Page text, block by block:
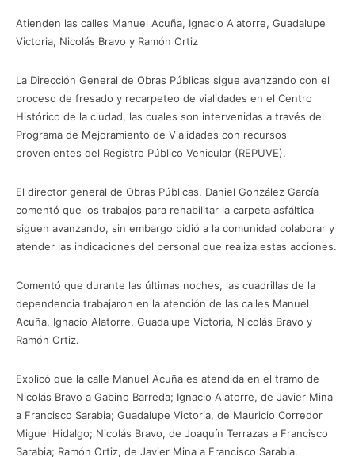
Atienden las calles Manuel Acuña, Ignacio Alatorre, Guadalupe
Victoria, Nicolás Bravo y Ramón Ortiz
La Dirección General de Obras Públicas sigue avanzando con el
proceso de fresado y recarpeteo de vialidades en el Centro
Histórico de la ciudad, las cuales son intervenidas a través del
Programa de Mejoramiento de Vialidades con recursos
provenientes del Registro Público Vehicular (REPUVE).
El director general de Obras Públicas, Daniel González García
comentó que los trabajos para rehabilitar la carpeta asfáltica
siguen avanzando, sin embargo pidió a la comunidad colaborar y
atender las indicaciones del personal que realiza estas acciones.
Comentó que durante las últimas noches, las cuadrillas de la
dependencia trabajaron en la atención de las calles Manuel
Acuña, Ignacio Alatorre, Guadalupe Victoria, Nicolás Bravo y
Ramón Ortiz.
Explicó que la calle Manuel Acuña es atendida en el tramo de
Nicolás Bravo a Gabino Barreda; Ignacio Alatorre, de Javier Mina
a Francisco Sarabia; Guadalupe Victoria, de Mauricio Corredor
Miguel Hidalgo; Nicolás Bravo, de Joaquín Terrazas a Francisco
Sarabia; Ramón Ortiz, de Javier Mina a Francisco Sarabia.